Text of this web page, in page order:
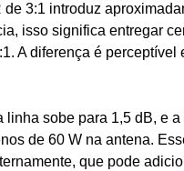
3:1 introduz
isso significa entregar
A diferença é perceptível
sobe para 1,5 dB, e
de 60 W na antena.
que pode